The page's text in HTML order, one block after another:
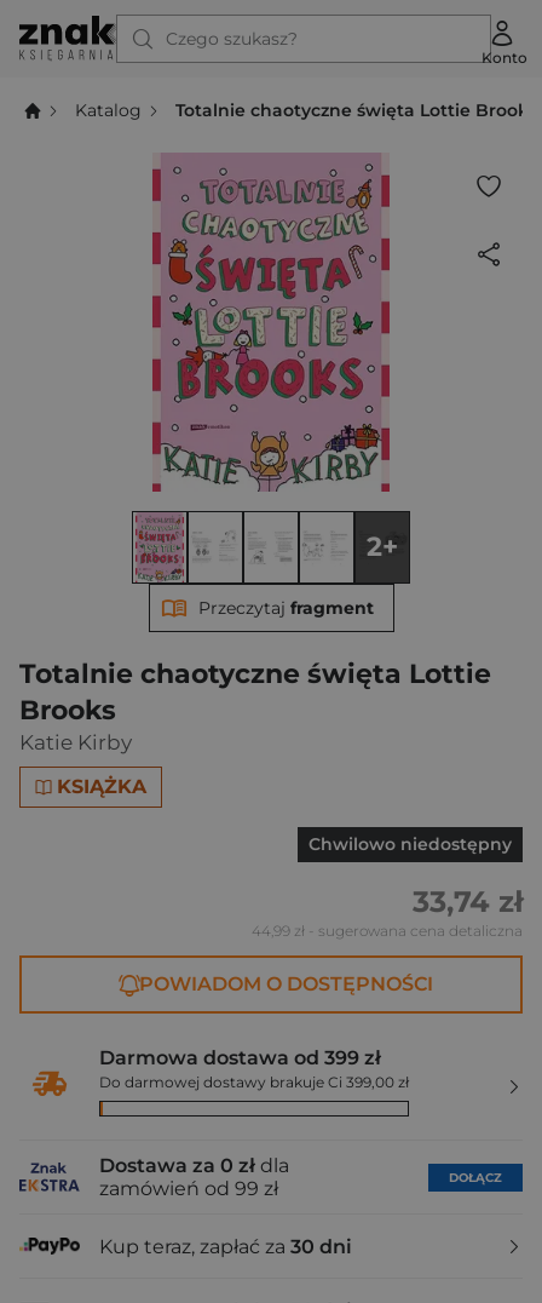
Czego szukasz?
Konto
Katalog Totalnie chaotyczne święta Lottie Brooks
Totalnie chaotyczne święta Lottie
Brooks
Katie Kirby
KSIĄŻKA
2+
Przeczytaj fragment
Chwilowo niedostępny
33,74 zł
44,99 zł - sugerowana cena detaliczna
POWIADOM O DOSTĘPNOŚCI
Darmowa dostawa od 399 zł
Do darmowej dostawy brakuje Ci 399,00 zł
Dostawa za 0 zł dla
zamówień od 99 zł
DOŁĄCZ
Kup teraz, zapłać za 30 dni